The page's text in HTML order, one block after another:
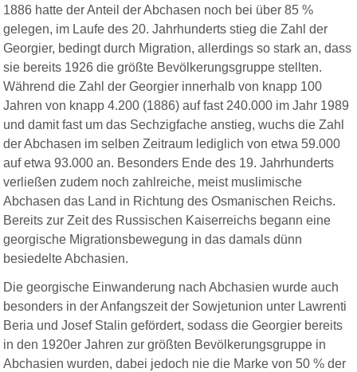
1886 hatte der Anteil der Abchasen noch bei über 85 %
gelegen, im Laufe des 20. Jahrhunderts stieg die Zahl der
Georgier, bedingt durch Migration, allerdings so stark an, dass
sie bereits 1926 die größte Bevölkerungsgruppe stellten.
Während die Zahl der Georgier innerhalb von knapp 100
Jahren von knapp 4.200 (1886) auf fast 240.000 im Jahr 1989
und damit fast um das Sechzigfache anstieg, wuchs die Zahl
der Abchasen im selben Zeitraum lediglich von etwa 59.000
auf etwa 93.000 an. Besonders Ende des 19. Jahrhunderts
verließen zudem noch zahlreiche, meist muslimische
Abchasen das Land in Richtung des Osmanischen Reichs.
Bereits zur Zeit des Russischen Kaiserreichs begann eine
georgische Migrationsbewegung in das damals dünn
besiedelte Abchasien.
Die georgische Einwanderung nach Abchasien wurde auch
besonders in der Anfangszeit der Sowjetunion unter Lawrenti
Beria und Josef Stalin gefördert, sodass die Georgier bereits
in den 1920er Jahren zur größten Bevölkerungsgruppe in
Abchasien wurden, dabei jedoch nie die Marke von 50 % der